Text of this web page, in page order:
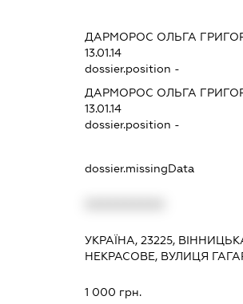
ДАРМОРОС ОЛЬГА
13.01.14
dossier.position -
ДАРМОРОС ОЛЬГА
13.01.14
dossier.position -
dossier.missingData
УКРАЇНА, 23225,
НЕКРАСОВЕ, ВУЛИЦЯ
1 000 грн.